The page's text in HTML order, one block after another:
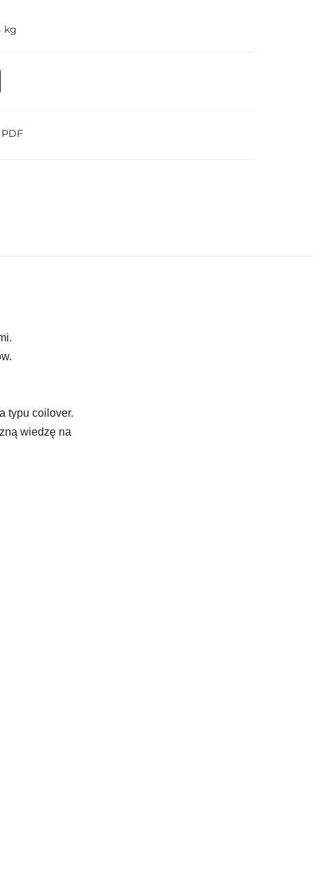
kg
typu coilover.
wiedzę na